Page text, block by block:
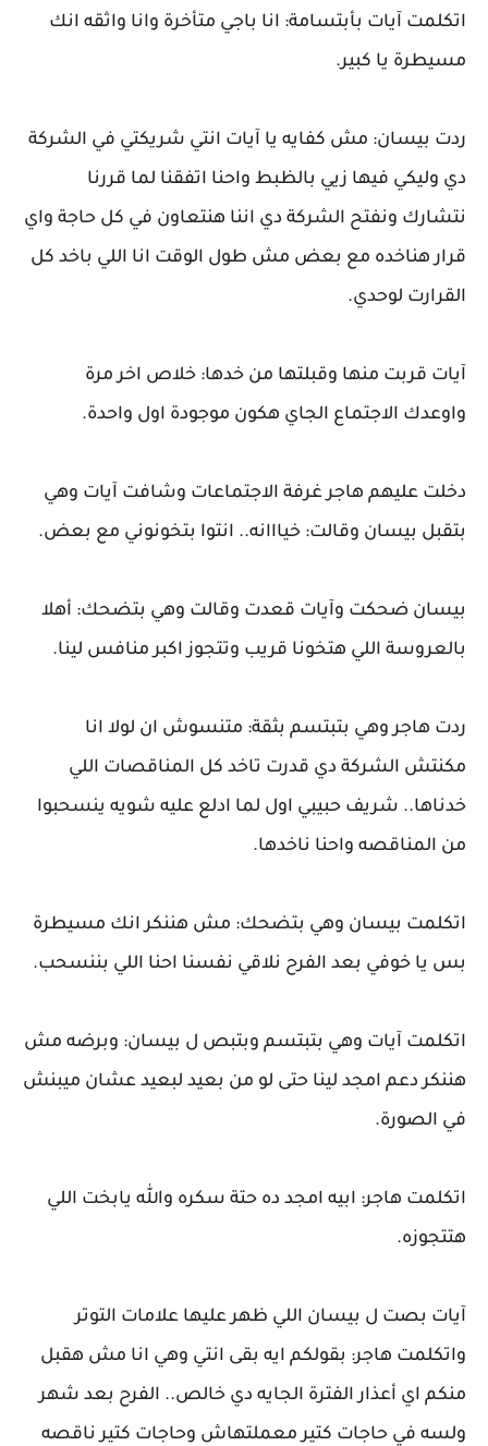
اتكلمت آيات بأبتسامة: انا باجي متأخرة وانا واثقه انك
مسيطرة يا كبير.
ردت بيسان: مش كفايه يا آيات انتي شريكتي في الشركة
دي وليكي فيها زيي بالظبط واحنا اتفقنا لما قررنا
نتشارك ونفتح الشركة دي اننا هنتعاون في كل حاجة واي
قرار هناخده مع بعض مش طول الوقت انا اللي باخد كل
القرارت لوحدي.
آيات قربت منها وقبلتها من خدها: خلاص اخر مرة
واوعدك الاجتماع الجاي هكون موجودة اول واحدة.
دخلت عليهم هاجر غرفة الاجتماعات وشافت آيات وهي
بتقبل بيسان وقالت: خيااانه.. انتوا بتخونوني مع بعض.
بيسان ضحكت وآيات قعدت وقالت وهي بتضحك: أهلا
بالعروسة اللي هتخونا قريب وتتجوز اكبر منافس لينا.
ردت هاجر وهي بتبتسم بثقة: متنسوش ان لولا انا
مكنتش الشركة دي قدرت تاخد كل المناقصات اللي
خدناها.. شريف حبيبي اول لما ادلع عليه شويه ينسحبوا
من المناقصه واحنا ناخدها.
اتكلمت بيسان وهي بتضحك: مش هننكر انك مسيطرة
بس يا خوفي بعد الفرح نلاقي نفسنا احنا اللي بننسحب.
اتكلمت آيات وهي بتبتسم وبتبص ل بيسان: وبرضه مش
هننكر دعم امجد لينا حتى لو من بعيد لبعيد عشان ميبنش
في الصورة.
اتكلمت هاجر: ابيه امجد ده حتة سكره والله يابخت اللي
هتتجوزه.
آيات بصت ل بيسان اللي ظهر عليها علامات التوتر
واتكلمت هاجر: بقولكم ايه بقى انتي وهي انا مش هقبل
منكم اي أعذار الفترة الجايه دي خالص.. الفرح بعد شهر
ولسه في حاجات كتير معملتهاش وحاجات كتير ناقصه